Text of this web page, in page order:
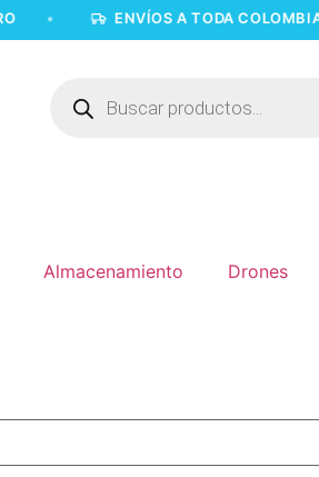
ENVÍOS A TODA COLOMBIA •
Almacenamiento Drones